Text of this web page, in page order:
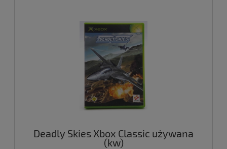
Deadly Skies Xbox Classic używana
(kw)